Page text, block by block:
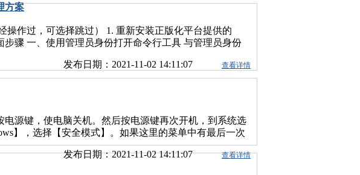
-Windows Defender
修复了“永恒之蓝”攻击的系统漏洞，请用户尽快为电脑安
msrc/2017/05/12/customer-guidance-for-
进行补丁更新 及时安装windows更新，确保电脑的补丁是
、2003等微软已不再提供安全更新的机器，推荐使用
否存在漏洞，并关闭受到漏洞影响的端口，可以避免遭到
并启用Windows防火墙，进入“高级设置”，禁用“文件和
my.oschina.net/zhubaoxin/blog/899924 关闭135、137、
网络客户端的复选框。这样就关闭了共享端 135
端口是NetBIOSSession 端口，用来文件和打印共享。关
本地连接”中选取“Internet协议(TCP/IP)”属性，进入“高级
禁用 TCP/IP的NETBIOS”，打勾就可关闭 139 端口。 5、
方案
操作过，可选择跳过） 1. 重新安装正版化平台提供的
步骤 一、使用管理员身份打开命令行工具 与管理员身份
647f01157739cd7f2048a851.html Windows 10:
二、进入Office安装目录下查看
令： cd C:\Program Files\Microsoft Office\Office16 32位系
(x86)\Microsoft Office\Office16 成功进入到该目录下输入
三、卸载产品Key（Product key） cscript ospp.vbs
换为，KHGM9 如下图所示，卸载产品Key成功： 四、卸
/rearm，执行完成后，重启电脑，然后使用激活客
发布日期：2021-11-02 14:11:07 查看详情
电源键，使电脑关机。然后按电源键再次开机，到系统选
】，选择【安全模式】。如果这里的菜单中有最后一次
尝试选择。 2、选择安全模式启动后，系统会仅启动核心
，自动进行。不到一分钟，又到了之前显示【配置
发布日期：2021-11-02 14:11:07查看详情